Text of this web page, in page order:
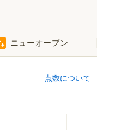
ニューオープン
点数について